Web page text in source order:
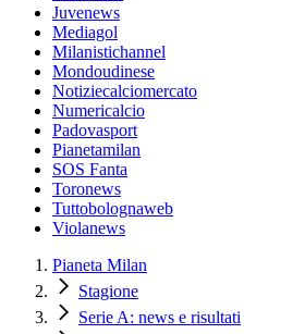
Juvenews
Mediagol
Milanistichannel
Mondoudinese
Notiziecalciomercato
Numericalcio
Padovasport
Pianetamilan
SOS Fanta
Toronews
Tuttobolognaweb
Violanews
Pianeta Milan
Stagione
Serie A: news e risultati